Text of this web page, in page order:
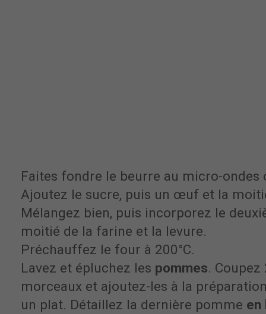
Faites fondre le beurre au micro-ondes
Ajoutez le sucre, puis un œuf et la
Mélangez bien, puis incorporez le
moitié de la farine et la levure.
Préchauffez le four à 200°C.
Lavez et épluchez les pommes.
morceaux et ajoutez-les à la
un plat. Détaillez la dernière pomme en